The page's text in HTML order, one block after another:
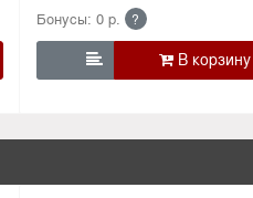
Бонусы: 0 р. ?
